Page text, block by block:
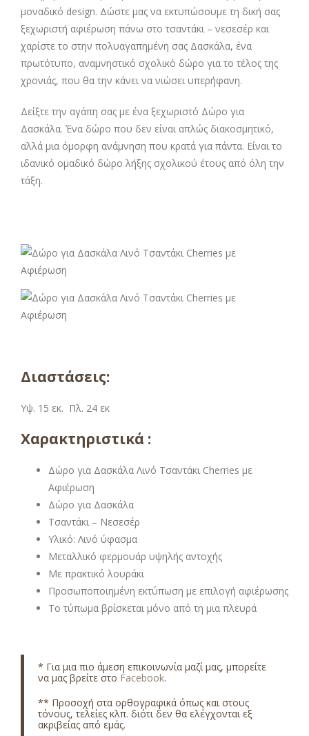
μοναδικό design. Δώστε μας να εκτυπώσουμε τη δική σας
ξεχωριστή αφιέρωση πάνω στο τσαντάκι – νεσεσέρ και
χαρίστε το στην πολυαγαπημένη σας Δασκάλα, ένα
πρωτότυπο, αναμνηστικό σχολικ΄ο δώρο για το τέλος της
χρονιάς, που θα την κάνει να νιώσει υπερήφανη.
Δείξτε την αγάπη σας με ένα ξεχωριστό Δώρο για
Δασκάλα. Ένα δώρο που δεν είναι απλώς διακοσμητικό,
αλλά μια όμορφη ανάμνηση που κρατά για πάντα. Είναι το
ιδανικό ομαδικό δώρο λήξης σχολικού έτους από όλη την
τάξη.
Διαστάσεις:
Υψ. 15 εκ. Πλ. 24 εκ
Χαρακτηριστικά :
Δώρο για Δασκάλα Λινό Τσαντάκι Cherries με
Αφιέρωση
Δώρο για Δασκάλα
Τσαντάκι – Νεσεσέρ
Υλικό: Λινό ύφασμα
Μεταλλικό φερμουάρ υψηλής αντοχής
Με πρακτικό λουράκι
Προσωποποιημένη εκτύπωση με επιλογή αφιέρωσης
Το τύπωμα βρίσκεται μόνο από τη μια πλευρά
* Για μια πιο άμεση επικοινωνία μαζί μας, μπορείτε
να μας βρείτε στο Facebook.
** Προσοχή στα ορθογραφικά όπως και στους
τόνους, τελείες κλπ. διότι δεν θα ελέγχονται εξ
ακριβείας από εμάς.